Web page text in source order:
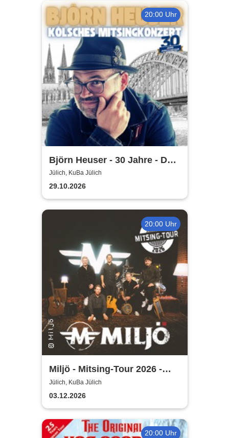
20:00 Uhr
Björn Heuser - 30 Jahre - Das
Jubiläumskonzert
Jülich, KuBa Jülich
29.10.2026
20:00 Uhr
Miljö - Mitsing-Tour 2026 -
Unplugged
Jülich, KuBa Jülich
03.12.2026
20:00 Uhr